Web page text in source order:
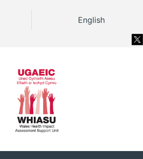
English